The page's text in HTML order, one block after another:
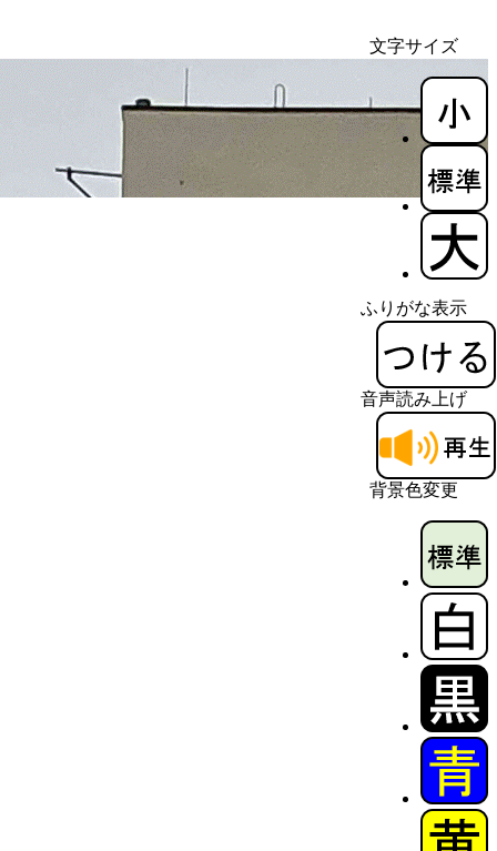
文字サイズ
ふりがな表示
音声読み上げ
背景色変更